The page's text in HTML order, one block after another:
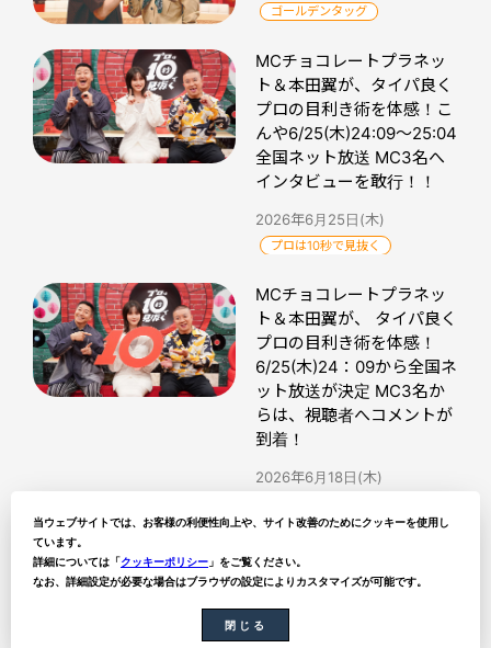
ゴールデンタッグ
MCチョコレートプラネッ
ト＆本田翼が、タイパ良く
プロの目利き術を体感！こ
んや6/25(木)24:09～25:04
全国ネット放送 MC3名へ
インタビューを敢行！！
2026年6月25日(木)
プロは10秒で見抜く
MCチョコレートプラネッ
ト＆本田翼が、 タイパ良く
プロの目利き術を体感！
6/25(木)24：09から全国ネ
ット放送が決定 MC3名か
らは、視聴者へコメントが
到着！
2026年6月18日(木)
当ウェブサイトでは、お客様の利便性向上や、サイト改善のためにクッキーを使用し
ています。
詳細については「クッキーポリシー 」をご覧ください。
なお、詳細設定が必要な場合はブラウザの設定によりカスタマイズが可能です。
閉じる